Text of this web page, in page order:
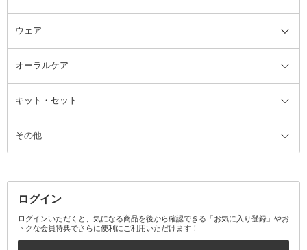
ツィザー・毛抜き
カミソリ
ファンデーション・パウダーケー
ス
ミラー・鏡
絆創膏
ヘアバンド
ヘッドマッサージブラシ
柔軟剤
ルームフレグランス・ディフュー
ザー
アロマキャンドル
消臭剤・芳香剤
美容家電全て
ボディケア美容家電
その他美容家電
ウェア
ウェア全て
レッグウェア
オーラルケア
オーラルケア全て
歯ブラシ
その他オーラルケア
キット・セット
キット・セット全て
ボディケアキット
その他キット・セット
その他
ログイン
ログインいただくと、気になる商品を後から確認できる「お気に入り登録」やお
トクな会員特典でさらに便利にご利用いただけます！